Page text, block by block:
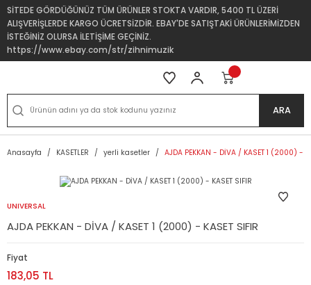
SİTEDE GÖRDÜĞÜNÜZ TÜM ÜRÜNLER STOKTA VARDIR, 5400 TL ÜZERİ
ALIŞVERİŞLERDE KARGO ÜCRETSİZDİR. EBAY'DE SATIŞTAKİ ÜRÜNLERİMİZDEN
İSTEĞİNİZ OLURSA İLETİŞİME GEÇİNİZ.
https://www.ebay.com/str/zihnimuzik
ARA
Anasayfa KASETLER yerli kasetler AJDA PEKKAN - DİVA / KASET 1 (2000) -
UNIVERSAL
AJDA PEKKAN - DİVA / KASET 1 (2000) - KASET SIFIR
Fiyat
183,05 TL